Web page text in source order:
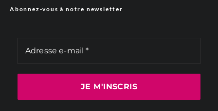
Abonnez-vous à notre newsletter